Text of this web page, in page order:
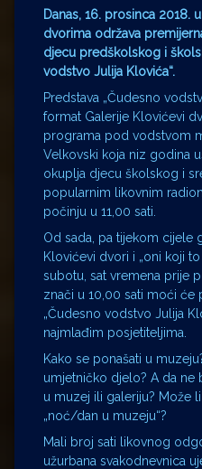
Danas, 16. prosinca 2018.
dvorima održava
djecu predškolskog i
vodstvo Julija Klovića“.
Predstava „Čudesno
format Galerije Klovićevi
programa pod vodstvom
Velkovski koja niz godina
okuplja djecu školskog i
popularnim likovnim
počinju u 11,00 sati.
Od sada, pa tijekom cijele
Klovićevi dvori i „oni koji
subotu, sat vremena prije
znači u 10,00 sati moći će
„Čudesno vodstvo Julija
najmlađim posjetiteljima.
Kako se ponašati u
umjetničko djelo? A da ne
u muzej ili galeriju? Može
„noć/dan u muzeju“?
Mali broj sati likovnog
užurbana svakodnevnica